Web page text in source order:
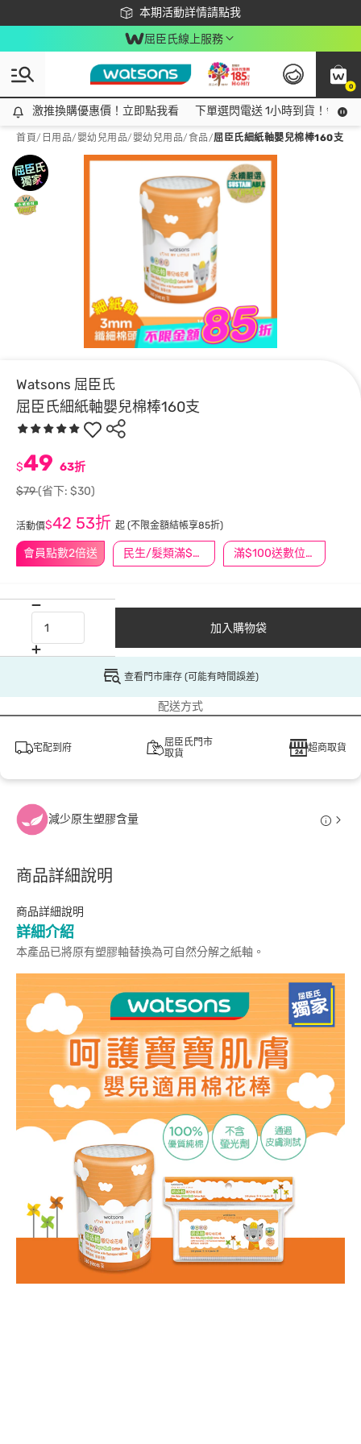
本期活動詳情請點我
下載app最高回饋$350
屈臣氏線上服務
0
激推換購優惠價！立即點我看
激推換購優惠價！立即點我看 下單選閃電送 1小時到貨！領神
首頁/ 日用品/嬰幼兒用品/嬰幼兒用品/食品/屈臣氏細紙軸嬰兒棉棒160支
Watsons 屈臣氏
屈臣氏細紙軸嬰兒棉棒160支
會員點數2倍送 民生/髮類滿$388送舒潔冰巾 滿$100送數位印花
$49 63折
$79(省下: $30)
活動價$42 53折 起 (不限金額結帳享85折)
加入購物袋
查看門市庫存 (可能有時間誤差)
配送方式
宅配到府
屈臣氏門市
取貨
超商取貨
減少原生塑膠含量
商品詳細說明
商品詳細說明
詳細介紹
本產品已將原有塑膠軸替換為可自然分解之紙軸。